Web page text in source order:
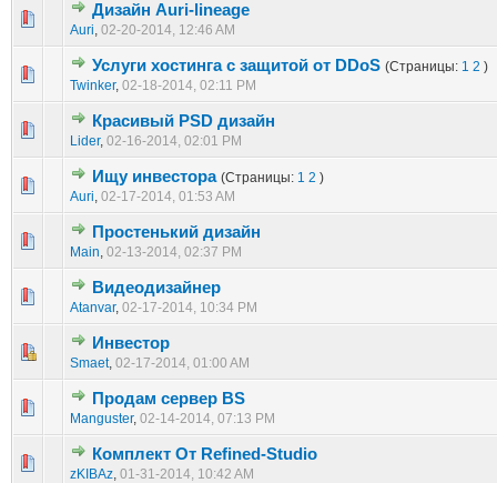
Дизайн Auri-lineage
Auri, 02-20-2014, 12:46 AM
2 голос(ов) - 3 из 5 в среднем
12345
Услуги хостинга с защитой от DDoS (Страницы: 1 2 )
Twinker, 02-18-2014, 02:11 PM
0 голос(ов) - 0 из 5 в среднем
123 45
Красивый PSD дизайн
Lider, 02-16-2014, 02:01 PM
0 голос(ов) - 0 из 5 в среднем
12 345
Ищу инвестора (Страницы: 1 2 )
Auri, 02-17-2014, 01:53 AM
0 голос(ов) - 0 из 5 в среднем
1234 5
Простенький дизайн
Main, 02-13-2014, 02:37 PM
0 голос(ов) - 0 из 5 в среднем
12345
Видеодизайнер
Atanvar, 02-17-2014, 10:34 PM
0 голос(ов) - 0 из 5 в среднем
123
Инвестор
Smaet, 02-17-2014, 01:00 AM
0 голос(ов) - 0 из 5 в среднем
Продам сервер BS
Manguster, 02-14-2014, 07:13 PM
0 голос(ов) - 0 из 5 в среднем
12345
Комплект От Refined-Studio
zKIBAz, 01-31-2014, 10:42 AM
0 голос(ов) - 0 из 5 в среднем
12345